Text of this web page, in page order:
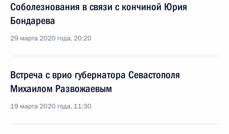
Соболезнования в связи с кончиной Юрия
Бондарева
29 марта 2020 года, 20:20
Встреча с врио губернатора Севастополя
Михаилом Развожаевым
19 марта 2020 года, 11:30